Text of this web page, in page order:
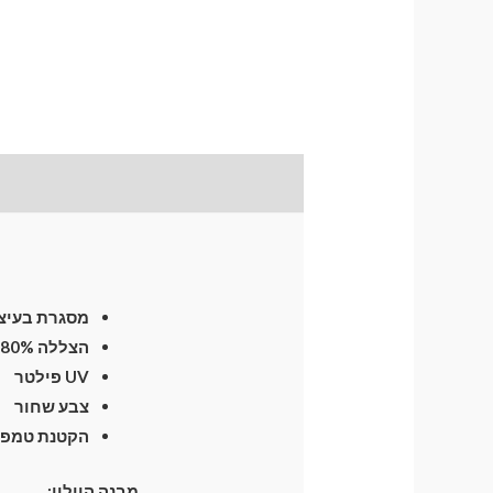
מסגרת
הצללה 80%
UV פילטר
צבע שחור
הקטנת